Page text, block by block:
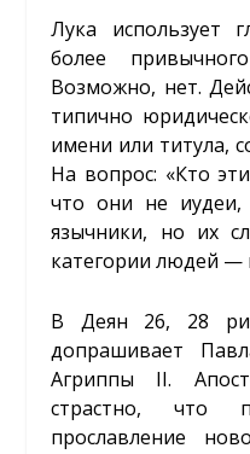
Лука использует
более
Возможно, нет.
типично
имени или титула,
На вопрос: «Кто
что они не
язычники, но их
категории людей —
В Деян 26, 28
допрашивает
Агриппы II.
страстно, что
прославление